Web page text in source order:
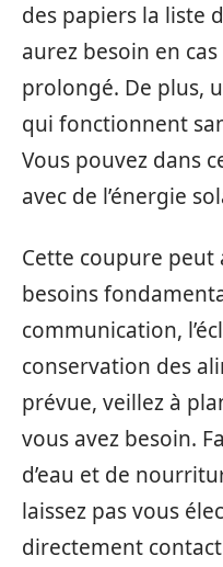
des papiers la liste
aurez besoin en
prolongé. De plus,
qui fonctionnent
Vous pouvez dans
avec de l’énergie
Cette coupure
besoins
communication,
conservation des
prévue, veillez à
vous avez besoin.
d’eau et de
laissez pas vous
directement